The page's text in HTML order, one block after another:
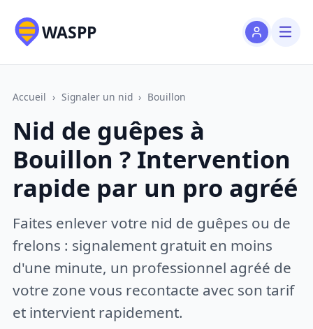
WASPP
Accueil › Signaler un nid › Bouillon
Nid de guêpes à
Bouillon ? Intervention
rapide par un pro agréé
Faites enlever votre nid de guêpes ou de
frelons : signalement gratuit en moins
d'une minute, un professionnel agréé de
votre zone vous recontacte avec son tarif
et intervient rapidement.